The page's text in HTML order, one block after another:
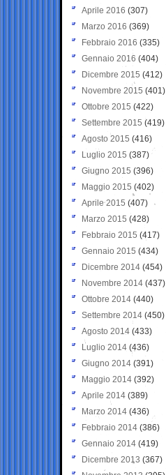
Aprile 2016 (307)
Marzo 2016 (369)
Febbraio 2016 (335)
Gennaio 2016 (404)
Dicembre 2015 (412)
Novembre 2015 (401)
Ottobre 2015 (422)
Settembre 2015 (419)
Agosto 2015 (416)
Luglio 2015 (387)
Giugno 2015 (396)
Maggio 2015 (402)
Aprile 2015 (407)
Marzo 2015 (428)
Febbraio 2015 (417)
Gennaio 2015 (434)
Dicembre 2014 (454)
Novembre 2014 (437)
Ottobre 2014 (440)
Settembre 2014 (450)
Agosto 2014 (433)
Luglio 2014 (436)
Giugno 2014 (391)
Maggio 2014 (392)
Aprile 2014 (389)
Marzo 2014 (436)
Febbraio 2014 (386)
Gennaio 2014 (419)
Dicembre 2013 (367)